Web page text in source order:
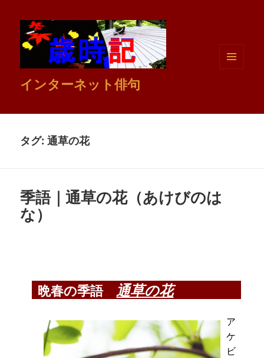
インターネット俳句
タグ:通草の花
季語｜通草の花（あけびのは
な）
晩春の季語 通草の花
ア
ケ
ビ